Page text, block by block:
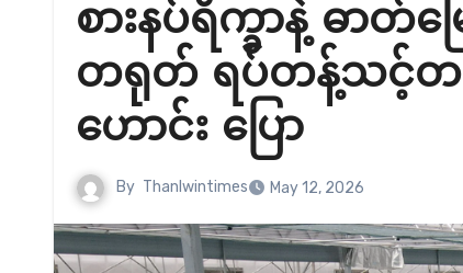
စားနပ်ရိက္ခာနဲ့ ဓာတ်
တရုတ် ရပ်တန့်သင့်
ဟောင်း ပြော
By Thanlwintimes May 12, 2026